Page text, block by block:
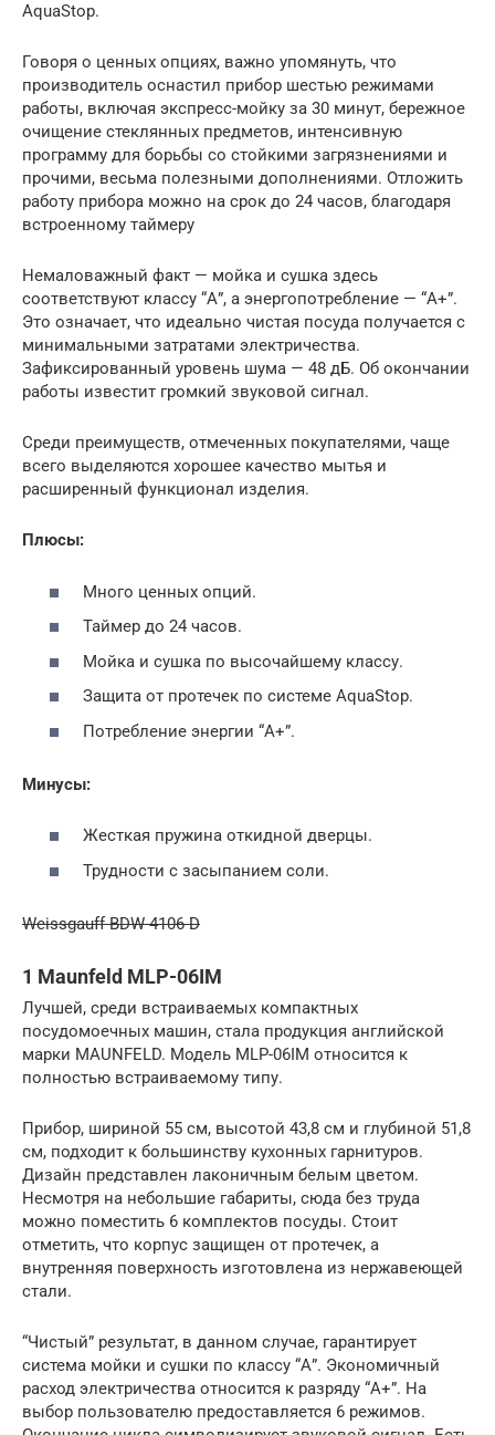
AquaStop.
Говоря о ценных опциях, важно упомянуть, что
производитель оснастил прибор шестью режимами
работы, включая экспресс-мойку за 30 минут, бережное
очищение стеклянных предметов, интенсивную
программу для борьбы со стойкими загрязнениями и
прочими, весьма полезными дополнениями. Отложить
работу прибора можно на срок до 24 часов, благодаря
встроенному таймеру
Немаловажный факт — мойка и сушка здесь
соответствуют классу “А”, а энергопотребление — “А+”.
Это означает, что идеально чистая посуда получается с
минимальными затратами электричества.
Зафиксированный уровень шума — 48 дБ. Об окончании
работы известит громкий звуковой сигнал.
Среди преимуществ, отмеченных покупателями, чаще
всего выделяются хорошее качество мытья и
расширенный функционал изделия.
Плюсы:
Много ценных опций.
Таймер до 24 часов.
Мойка и сушка по высочайшему классу.
Защита от протечек по системе AquaStop.
Потребление энергии “А+”.
Минусы:
Жесткая пружина откидной дверцы.
Трудности с засыпанием соли.
Weissgauff BDW 4106 D
1 Maunfeld MLP-06IM
Лучшей, среди встраиваемых компактных
посудомоечных машин, стала продукция английской
марки MAUNFELD. Модель MLP-06IM относится к
полностью встраиваемому типу.
Прибор, шириной 55 см, высотой 43,8 см и глубиной 51,8
см, подходит к большинству кухонных гарнитуров.
Дизайн представлен лаконичным белым цветом.
Несмотря на небольшие габариты, сюда без труда
можно поместить 6 комплектов посуды. Стоит
отметить, что корпус защищен от протечек, а
внутренняя поверхность изготовлена из нержавеющей
стали.
“Чистый” результат, в данном случае, гарантирует
система мойки и сушки по классу “А”. Экономичный
расход электричества относится к разряду “А+”. На
выбор пользователю предоставляется 6 режимов.